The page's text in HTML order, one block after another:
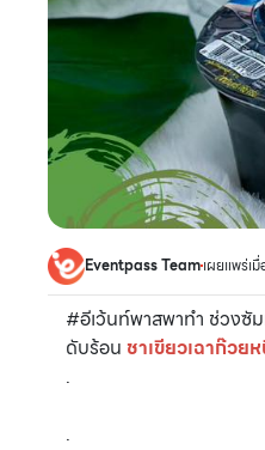
Eventpass Teamเผยแพร่เ
#อีเว้นท์พาสพาทำ ช่วงซั
ดับร้อน ชาเขียวเฉาก๊วย
.
.